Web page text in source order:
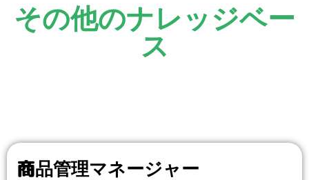
その他のナレッジベー
ス
商品管理マネージャー